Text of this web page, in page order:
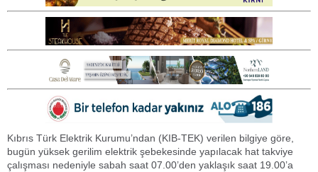
Kıbrıs Türk Elektrik Kurumu’ndan (KIB-TEK) verilen bilgiye göre,
bugün yüksek gerilim elektrik şebekesinde yapılacak hat takviye
çalışması nedeniyle sabah saat 07.00’den yaklaşık saat 19.00’a